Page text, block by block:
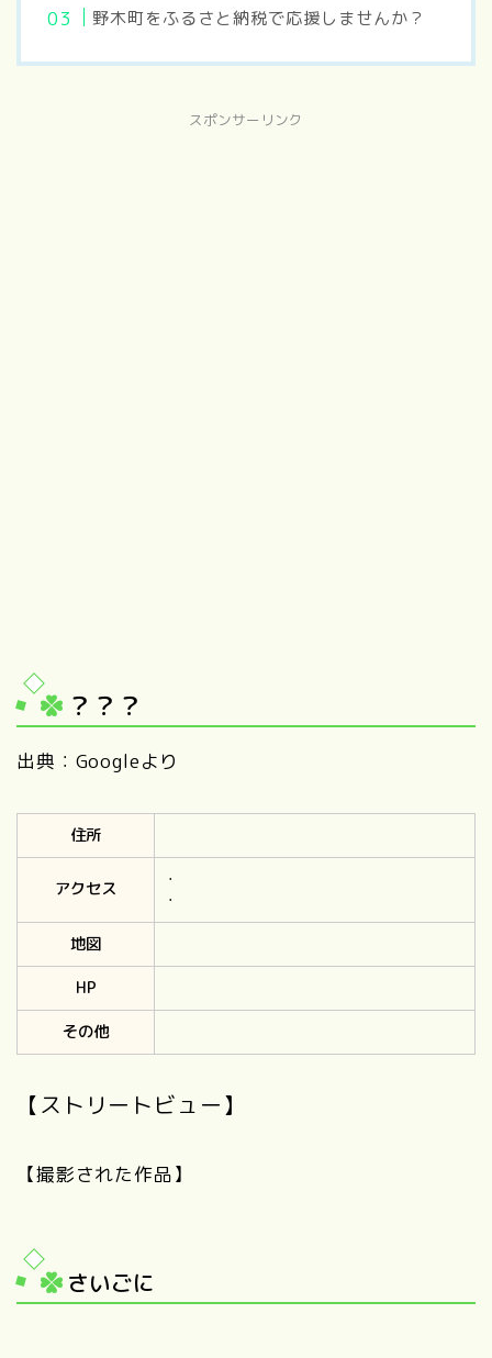
野木町をふるさと納税で応援しませんか？
スポンサーリンク
？？？
出典：Googleより
住所
アクセス
・
・
地図
HP
その他
【ストリートビュー】
【撮影された作品】
さいごに